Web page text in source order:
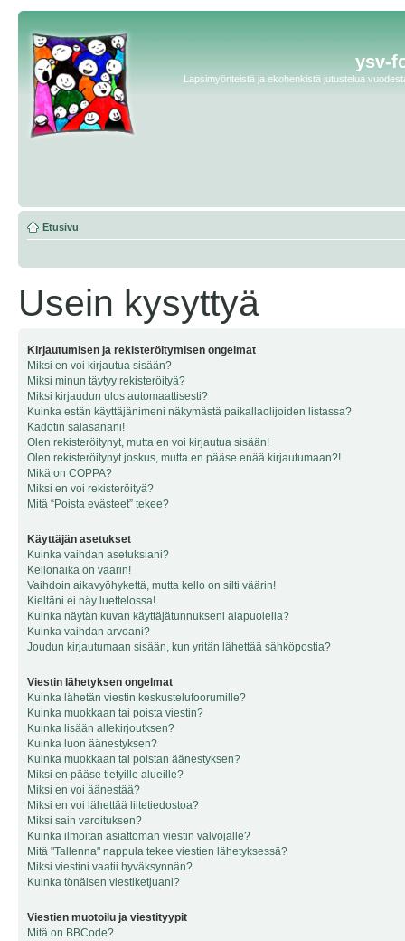
ysv-
Lapsimyönteistä ja ekohenkistä jutustelua
Etusivu
Usein kysyttyä
Kirjautumisen ja rekisteröitymisen ongelmat
Miksi en voi kirjautua sisään?
Miksi minun täytyy rekisteröityä?
Miksi kirjaudun ulos automaattisesti?
Kuinka estän käyttäjänimeni näkymästä paikallaolijoiden listassa?
Kadotin salasanani!
Olen rekisteröitynyt, mutta en voi kirjautua sisään!
Olen rekisteröitynyt joskus, mutta en pääse enää kirjautumaan?!
Mikä on COPPA?
Miksi en voi rekisteröityä?
Mitä “Poista evästeet” tekee?
Käyttäjän asetukset
Kuinka vaihdan asetuksiani?
Kellonaika on väärin!
Vaihdoin aikavyöhykettä, mutta kello on silti väärin!
Kieltäni ei näy luettelossa!
Kuinka näytän kuvan käyttäjätunnukseni alapuolella?
Kuinka vaihdan arvoani?
Joudun kirjautumaan sisään, kun yritän lähettää sähköpostia?
Viestin lähetyksen ongelmat
Kuinka lähetän viestin keskustelufoorumille?
Kuinka muokkaan tai poista viestin?
Kuinka lisään allekirjoutksen?
Kuinka luon äänestyksen?
Kuinka muokkaan tai poistan äänestyksen?
Miksi en pääse tietyille alueille?
Miksi en voi äänestää?
Miksi en voi lähettää liitetiedostoa?
Miksi sain varoituksen?
Kuinka ilmoitan asiattoman viestin valvojalle?
Mitä "Tallenna" nappula tekee viestien lähetyksessä?
Miksi viestini vaatii hyväksynnän?
Kuinka tönäisen viestiketjuani?
Viestien muotoilu ja viestityypit
Mitä on BBCode?